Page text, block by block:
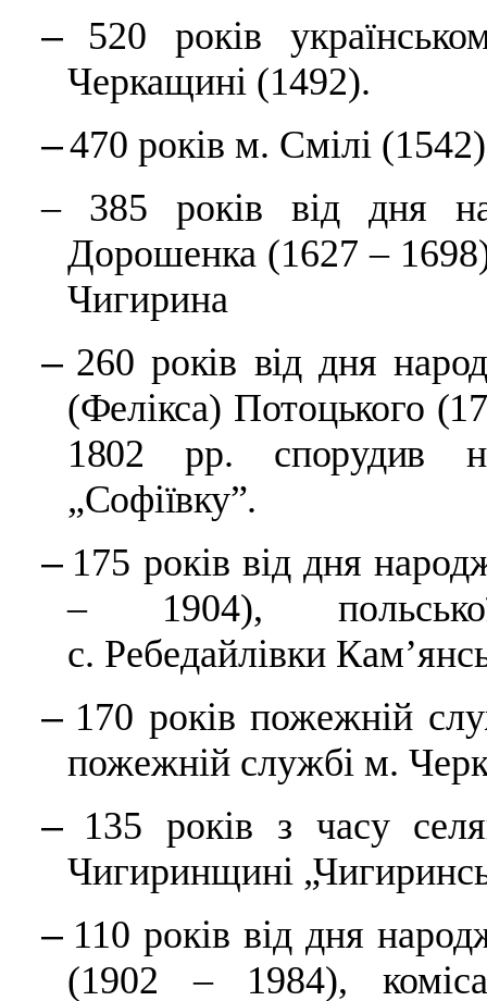
–
520 років
Черкащині (1492).
–470 років м. Смілі
–
385 років від дня
Дорошенка (1627 –
Чигирина
– 260 років від дня
(Фелікса) Потоцького
1802 рр. спорудив
„Софіївку”.
– 175 років від дня
– 1904),
с. Ребедайлівки
– 170 років пожежній
пожежній службі м.
– 135 років з часу
Чигиринщині
– 110 років від дня
(1902 – 1984),